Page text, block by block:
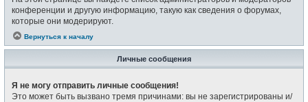
конференции и другую информацию, такую как сведения о форумах,
которые они модерируют.
Вернуться к началу
Личные сообщения
Я не могу отправить личные сообщения!
Это может быть вызвано тремя причинами: вы не зарегистрированы и/